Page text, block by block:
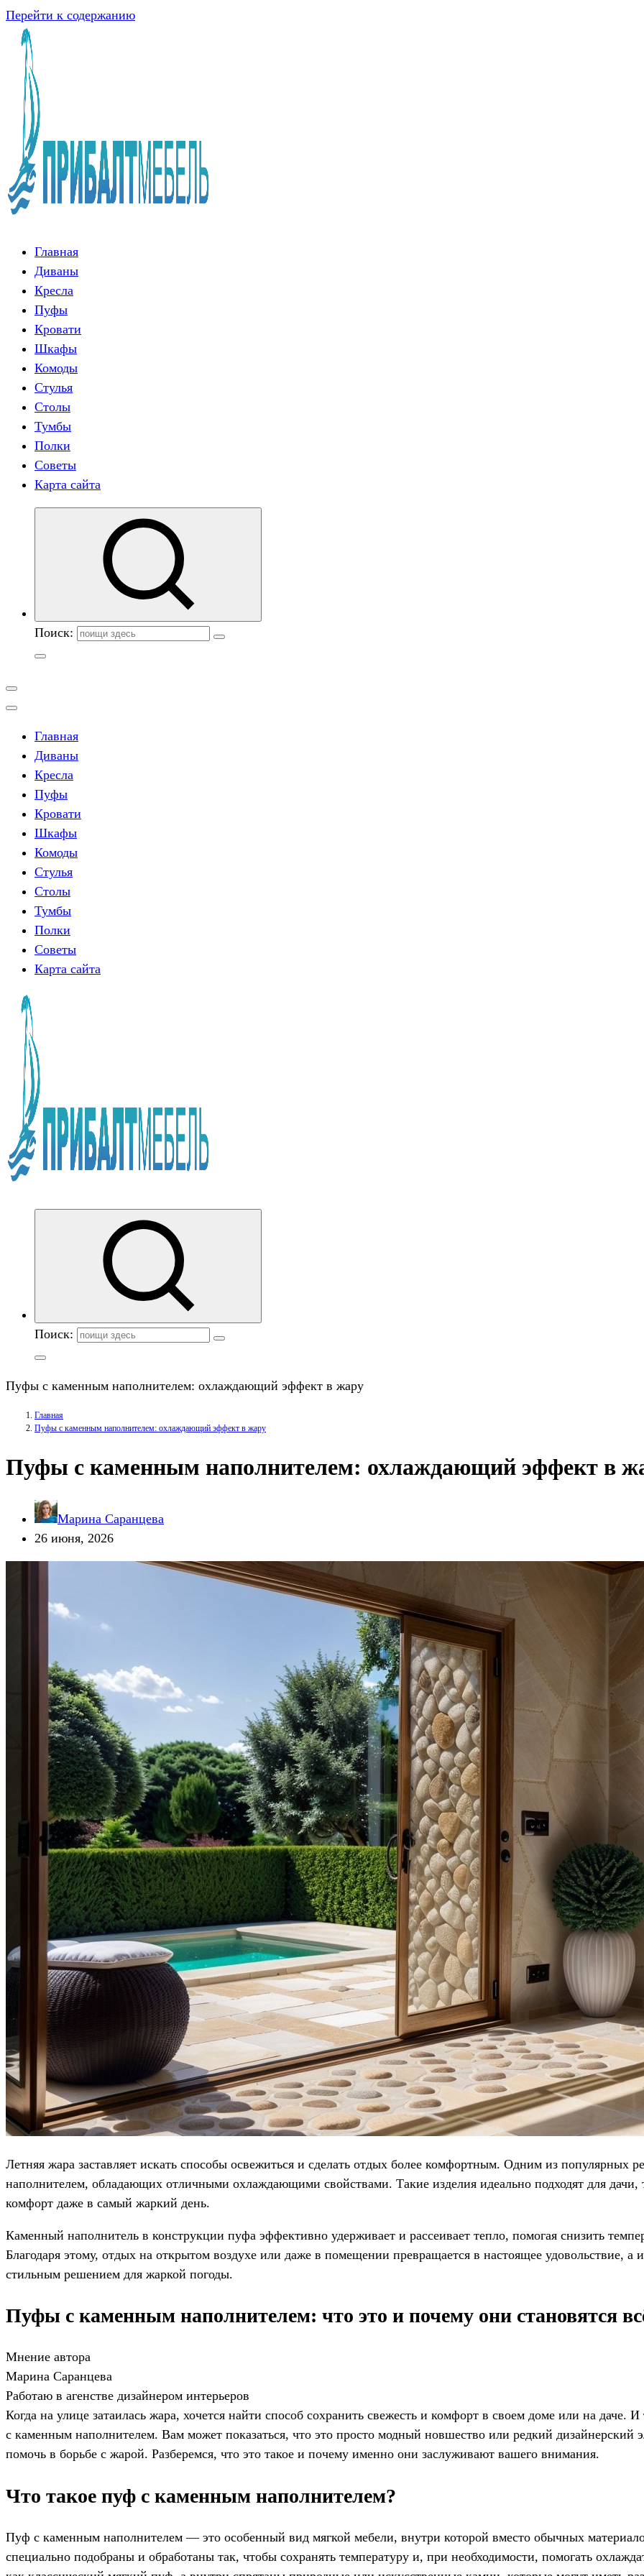
Перейти к содержанию
Главная
Диваны
Кресла
Пуфы
Кровати
Шкафы
Комоды
Стулья
Столы
Тумбы
Полки
Советы
Карта сайта
Поиск:
Главная
Диваны
Кресла
Пуфы
Кровати
Шкафы
Комоды
Стулья
Столы
Тумбы
Полки
Советы
Карта сайта
Поиск:
Пуфы с каменным наполнителем: охлаждающий эффект в жару
Главная
Пуфы с каменным наполнителем: охлаждающий эффект в жару
Пуфы с каменным наполнителем: охлаждающий эффект в
Марина Саранцева
26 июня, 2026
Летняя жара заставляет искать способы освежиться и сделать отдых более комфортным. Одним из популярных
наполнителем, обладающих отличными охлаждающими свойствами. Такие изделия идеально подходят для дачи,
комфорт даже в самый жаркий день.
Каменный наполнитель в конструкции пуфа эффективно удерживает и рассеивает тепло, помогая снизить
Благодаря этому, отдых на открытом воздухе или даже в помещении превращается в настоящее удовольствие, а
стильным решением для жаркой погоды.
Пуфы с каменным наполнителем: что это и почему они становятся
Мнение автора
Марина Саранцева
Работаю в агенстве дизайнером интерьеров
Когда на улице затаилась жара, хочется найти способ сохранить свежесть и комфорт в своем доме или на даче.
с каменным наполнителем. Вам может показаться, что это просто модный новшество или редкий дизайнерский
помочь в борьбе с жарой. Разберемся, что это такое и почему именно они заслуживают вашего внимания.
Что такое пуф с каменным наполнителем?
Пуф с каменным наполнителем — это особенный вид мягкой мебели, внутри которой вместо обычных
специально подобраны и обработаны так, чтобы сохранять температуру и, при необходимости, помогать